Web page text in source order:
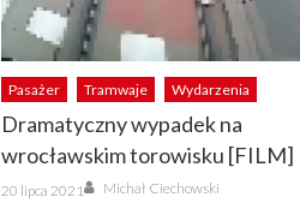
Pasażer Tramwaje Wydarzenia
Dramatyczny wypadek na
wrocławskim torowisku [FILM]
Posted
on
20 lipca 2021 Author
Michał Ciechowski